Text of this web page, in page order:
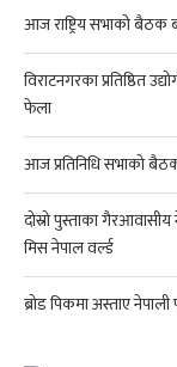
आज राष्ट्रिय सभाको बैठक
विराटनगरका प्रतिष्ठित
फेला
आज प्रतिनिधि सभाको
दोस्रो पुस्ताका
मिस नेपाल वर्ल्ड
ब्रोड पिकमा अस्ताए नेपाली